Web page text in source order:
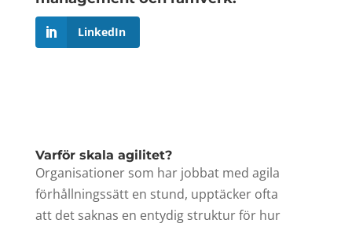
LinkedIn
Varför skala agilitet?
Organisationer som har jobbat med agila
förhållningssätt en stund, upptäcker ofta
att det saknas en entydig struktur för hur